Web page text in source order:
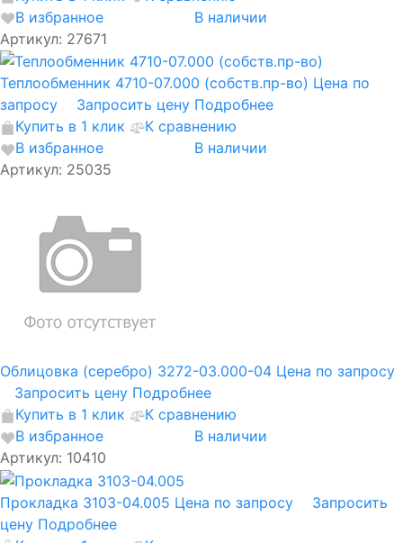
В избранное
В наличии
Артикул: 27671
Теплообменник 4710-07.000 (собств.пр-во) Цена по
запросу
Запросить цену Подробнее
Купить в 1 клик
К сравнению
В избранное
В наличии
Артикул: 25035
Облицовка (серебро) 3272-03.000-04 Цена по запросу
Запросить цену Подробнее
Купить в 1 клик
К сравнению
В избранное
В наличии
Артикул: 10410
Прокладка 3103-04.005 Цена по запросу
Запросить
цену Подробнее